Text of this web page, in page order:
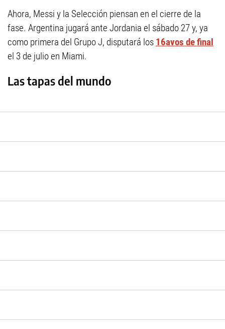
Ahora, Messi y la Selección piensan en el cierre de la
fase. Argentina jugará ante Jordania el sábado 27 y, ya
como primera del Grupo J, disputará los 16avos de final
el 3 de julio en Miami.
Las tapas del mundo